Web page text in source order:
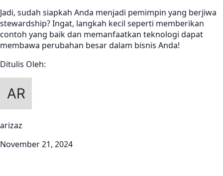
Jadi, sudah siapkah Anda menjadi pemimpin yang berjiwa
stewardship? Ingat, langkah kecil seperti memberikan
contoh yang baik dan memanfaatkan teknologi dapat
membawa perubahan besar dalam bisnis Anda!
Ditulis Oleh:
arizaz
November 21, 2024